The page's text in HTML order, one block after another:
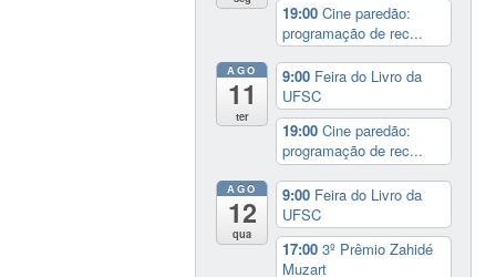
19:00Cine paredão:
programação de rec...
AGO
11
ter
9:00 Feira do Livro da
UFSC
19:00Cine paredão:
programação de rec...
AGO
12
qua
9:00 Feira do Livro da
UFSC
17:003º Prêmio Zahidé
Muzart